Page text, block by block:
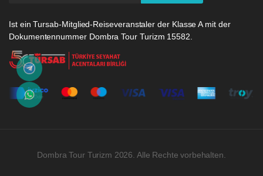
Ist ein Tursab-Mitglied-Reiseveranstaler der Klasse A mit der
Dokumentennummer Dombra Tour Turizm 15582.
Dombra Tour Turizm 2026. Alle Rechte vorbehalten.